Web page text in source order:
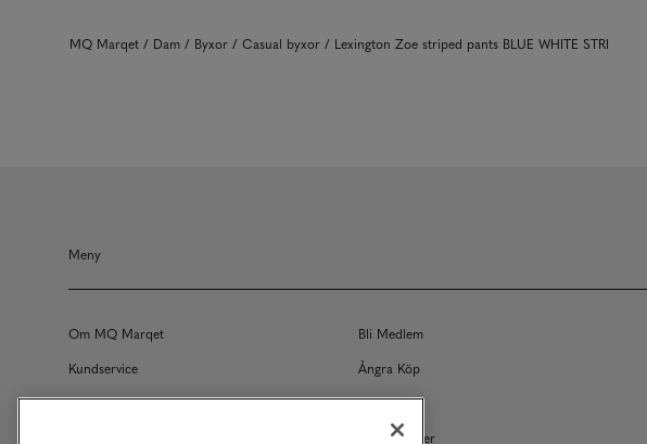
MQ Marqet Dam Byxor Casual byxor Lexington Zoe striped pants BLUE WHITE STRI
Meny
Om MQ Marqet Bli Medlem
Kundservice
Ångra Köp
Returer
Köpvillkor
Våra Tjänster